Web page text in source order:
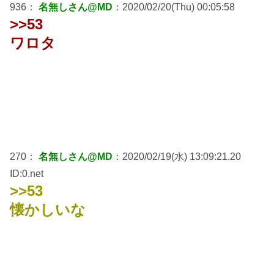
936： 名無しさん@MD ：2020/02/20(Thu) 00:05:58
>>53
ワロタ
270： 名無しさん@MD ：2020/02/19(水) 13:09:21.20
ID:0.net
>>53
懐かしいな